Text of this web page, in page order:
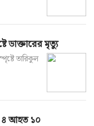
ডাক্তারের মৃত্যু
তারিকুল
৪ আহত ১০